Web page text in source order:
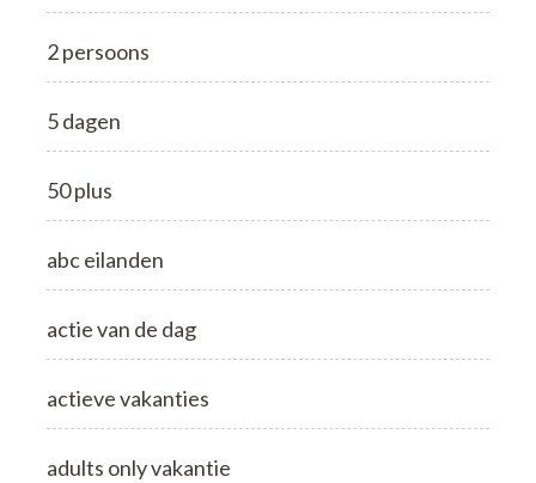
2 persoons
5 dagen
50 plus
abc eilanden
actie van de dag
actieve vakanties
adults only vakantie